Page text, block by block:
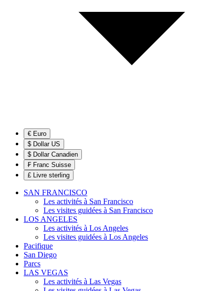
€ Euro
$ Dollar US
$ Dollar Canadien
₣ Franc Suisse
£ Livre sterling
SAN FRANCISCO
Les activités à San Francisco
Les visites guidées à San Francisco
LOS ANGELES
Les activités à Los Angeles
Les visites guidées à Los Angeles
Pacifique
San Diego
Parcs
LAS VEGAS
Les activités à Las Vegas